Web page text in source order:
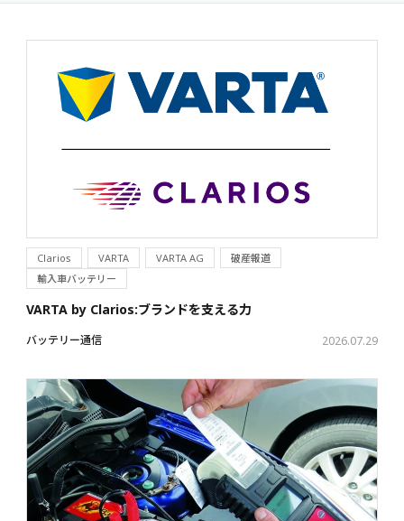
Clarios VARTA VARTA AG
破産報道
輸入車バッテリー
VARTA by Clarios:ブランドを支える力
バッテリー通信 2026.07.29